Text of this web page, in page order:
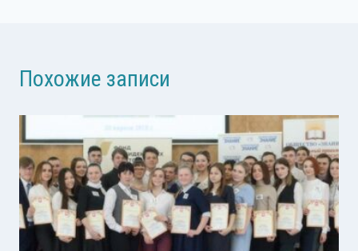
Похожие записи